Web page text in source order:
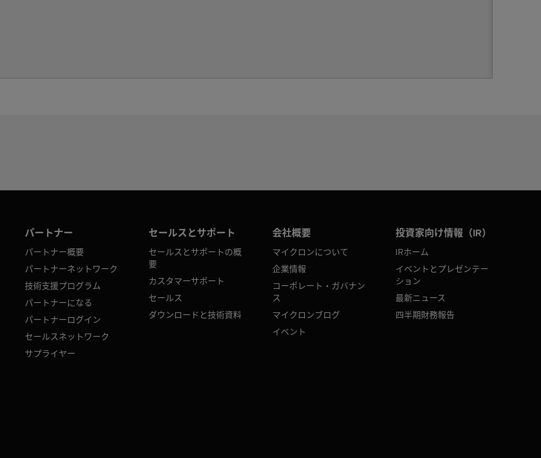
パートナー
パートナー概要
パートナーネットワーク
技術支援プログラム
パートナーになる
パートナーログイン
セールスネットワーク
サプライヤー
セールスとサポート
セールスとサポートの概
要
カスタマーサポート
セールス
ダウンロードと技術資料
会社概要
マイクロンについて
企業情報
コーポレート・ガバナン
ス
マイクロンブログ
イベント
投資家向け情報（IR）
IRホーム
イベントとプレゼンテー
ション
最新ニュース
四半期財務報告